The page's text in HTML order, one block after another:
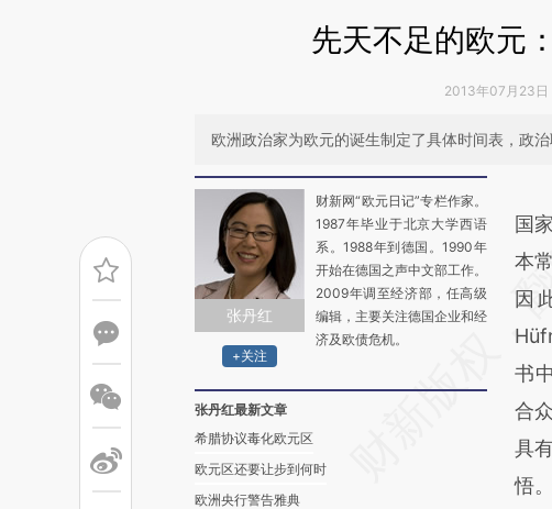
先天不足的欧元
2013年07月23日
欧洲政治家为欧元的诞生制定了具体时间表，政
张丹红
+关注
财新网“欧元日记”专栏作家。
1987年毕业于北京大学西语
系。1988年到德国。1990年
开始在德国之声中文部工作。
2009年调至经济部，任高级
编辑，主要关注德国企业和经
济及欧债危机。
张丹红最新文章
希腊协议毒化欧元区
欧元区还要让步到何时
欧洲央行警告雅典
请
成
新
对
国
本
因
书
合
具
悟。